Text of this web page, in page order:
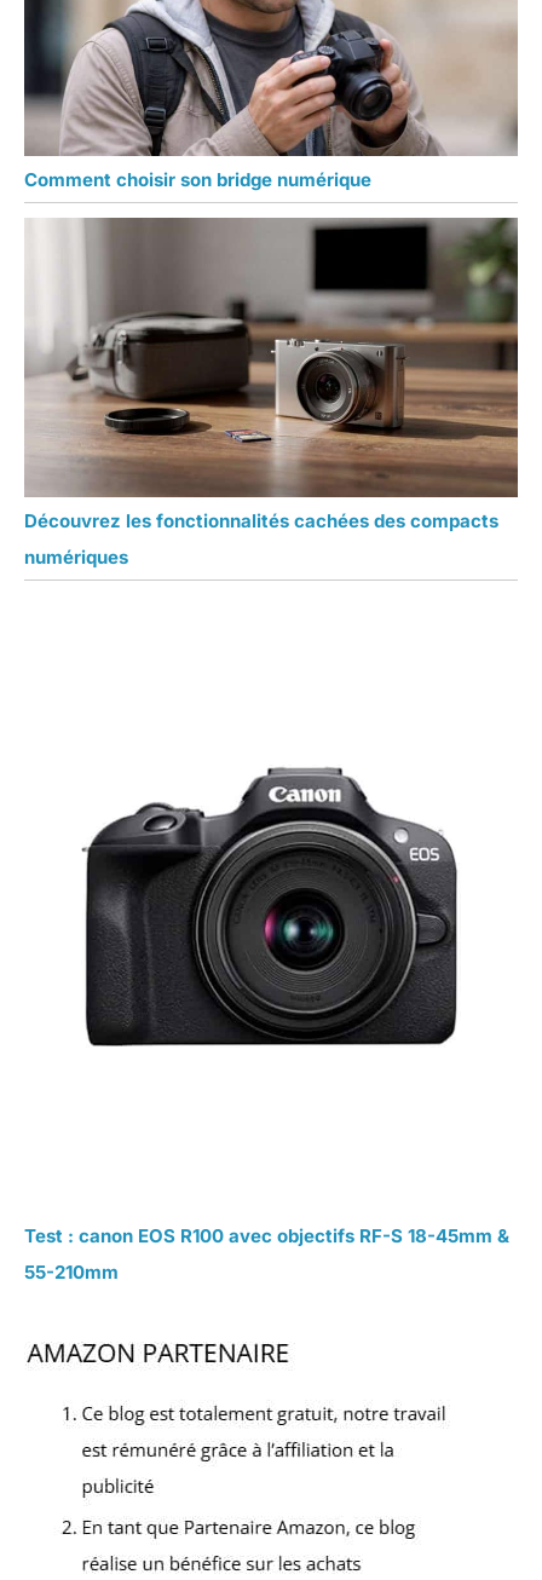
Comment choisir son bridge numérique
Découvrez les fonctionnalités cachées des compacts
numériques
Test : canon EOS R100 avec objectifs RF-S 18-45mm &
55-210mm